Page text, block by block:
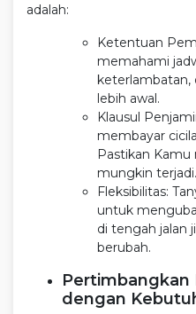
adalah:
Ketentuan
memahami
keterlambatan,
lebih awal.
Klausul
membayar
Pastikan
mungkin terjadi.
Fleksibilitas:
untuk
di tengah jalan
berubah.
Pertimbangkan
dengan